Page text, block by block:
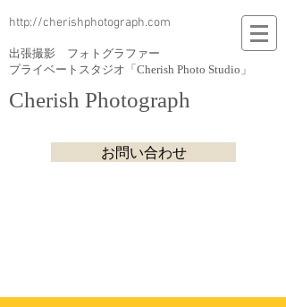
http://cherishphotograph.com
出張撮影 フォトグラファー
プライベートスタジオ「Cherish Photo Studio」
Cherish Photograph
お問い合わせ